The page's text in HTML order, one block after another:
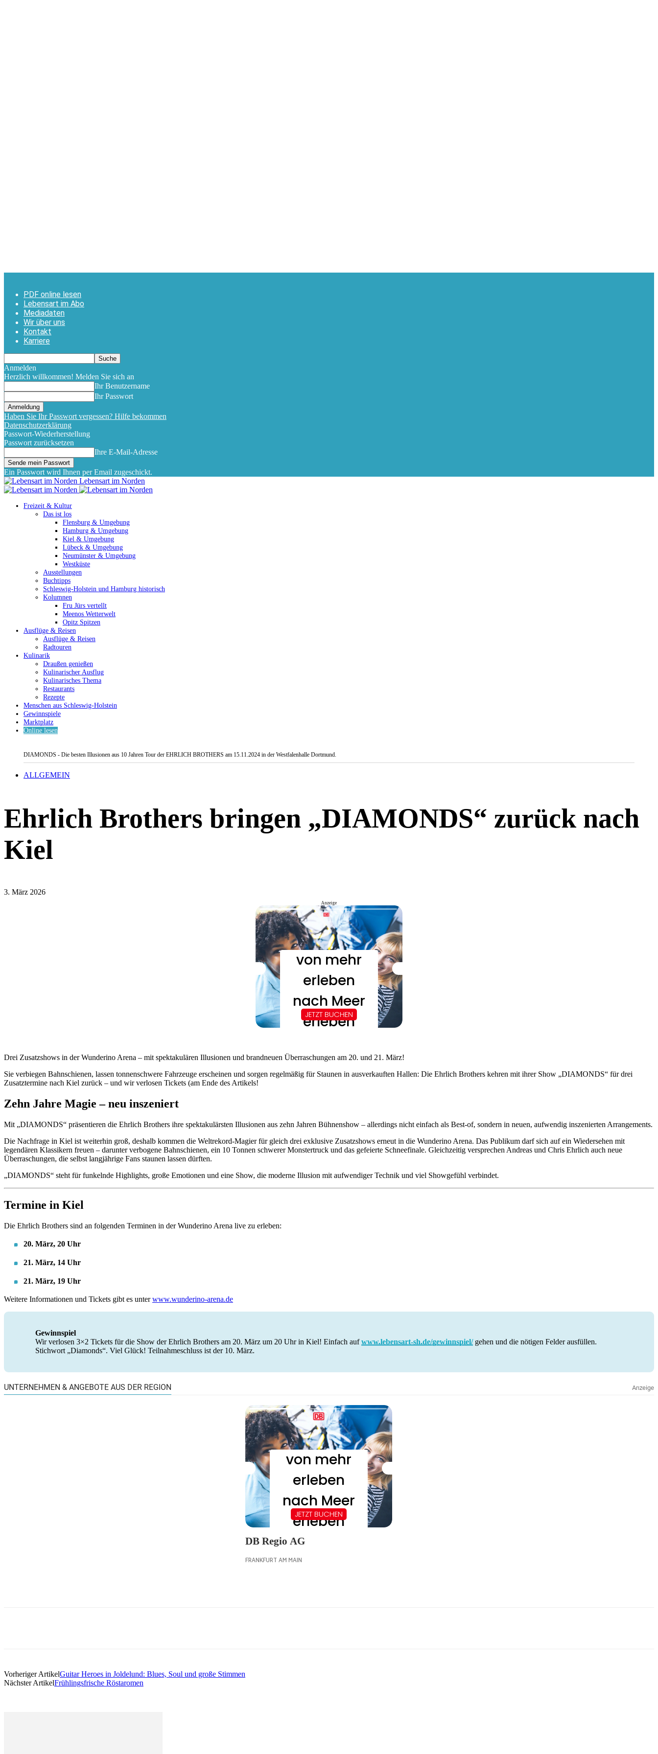
PDF online lesen
Lebensart im Abo
Mediadaten
Wir über uns
Kontakt
Karriere
Anmelden
Herzlich willkommen! Melden Sie sich an
Ihr Benutzername
Ihr Passwort
Haben Sie Ihr Passwort vergessen? Hilfe bekommen
Datenschutzerklärung
Passwort-Wiederherstellung
Passwort zurücksetzen
Ihre E-Mail-Adresse
Ein Passwort wird Ihnen per Email zugeschickt.
Lebensart im Norden
Freizeit & Kultur
Das ist los
Flensburg & Umgebung
Hamburg & Umgebung
Kiel & Umgebung
Lübeck & Umgebung
Neumünster & Umgebung
Westküste
Ausstellungen
Buchtipps
Schleswig-Holstein und Hamburg historisch
Kolumnen
Fru Jürs vertellt
Meenos Wetterwelt
Opitz Spitzen
Ausflüge & Reisen
Ausflüge & Reisen
Radtouren
Kulinarik
Draußen genießen
Kulinarischer Ausflug
Kulinarisches Thema
Restaurants
Rezepte
Menschen aus Schleswig-Holstein
Gewinnspiele
Marktplatz
Online lesen
DIAMONDS - Die besten Illusionen aus 10 Jahren Tour der EHRLICH BROTHERS am 15.11.2024 in der Westfalenhalle Dortmund.
ALLGEMEIN
Ehrlich Brothers bringen „DIAMONDS“ zurück nach
Kiel
3. März 2026
Anzeige
Drei Zusatzshows in der Wunderino Arena – mit spektakulären Illusionen und brandneuen Überraschungen am 20. und 21. März!
Sie verbiegen Bahnschienen, lassen tonnenschwere Fahrzeuge erscheinen und sorgen regelmäßig für Staunen in ausverkauften Hallen: Die Ehrlich Brothers kehren mit ihrer Show „DIAMONDS“ für drei
Zusatztermine nach Kiel zurück – und wir verlosen Tickets (am Ende des Artikels!
Zehn Jahre Magie – neu inszeniert
Mit „DIAMONDS“ präsentieren die Ehrlich Brothers ihre spektakulärsten Illusionen aus zehn Jahren Bühnenshow – allerdings nicht einfach als Best-of, sondern in neuen, aufwendig inszenierten Arrangements.
Die Nachfrage in Kiel ist weiterhin groß, deshalb kommen die Weltrekord-Magier für gleich drei exklusive Zusatzshows erneut in die Wunderino Arena. Das Publikum darf sich auf ein Wiedersehen mit
legendären Klassikern freuen – darunter verbogene Bahnschienen, ein 10 Tonnen schwerer Monstertruck und das gefeierte Schneefinale. Gleichzeitig versprechen Andreas und Chris Ehrlich auch neue
Überraschungen, die selbst langjährige Fans staunen lassen dürften.
„DIAMONDS“ steht für funkelnde Highlights, große Emotionen und eine Show, die moderne Illusion mit aufwendiger Technik und viel Showgefühl verbindet.
Termine in Kiel
Die Ehrlich Brothers sind an folgenden Terminen in der Wunderino Arena live zu erleben:
20. März, 20 Uhr
21. März, 14 Uhr
21. März, 19 Uhr
Weitere Informationen und Tickets gibt es unterwww.wunderino-arena.de
Gewinnspiel
Wir verlosen 3×2 Tickets für die Show der Ehrlich Brothers am 20. März um 20 Uhr in Kiel! Einfach aufwww.lebensart-sh.de/gewinnspiel/gehen und die nötigen Felder ausfüllen.
Stichwort „Diamonds“. Viel Glück! Teilnahmeschluss ist der 10. März.
Vorheriger ArtikelGuitar Heroes in Joldelund: Blues, Soul und große Stimmen
Nächster ArtikelFrühlingsfrische Röstaromen